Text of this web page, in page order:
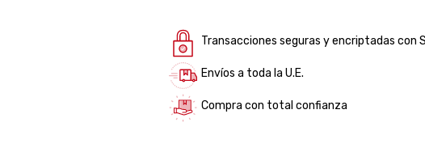
Transacciones seguras y encriptadas con
Envíos a toda la U.E.
Compra con total confianza